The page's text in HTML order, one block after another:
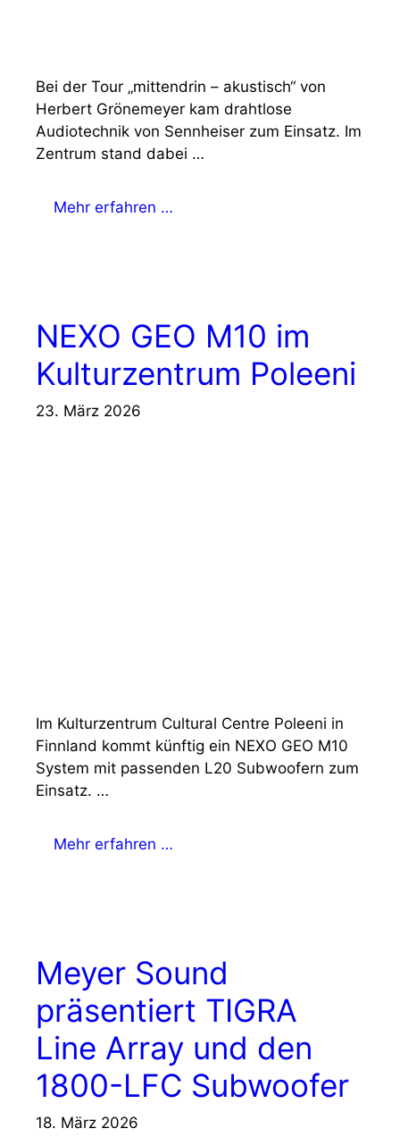
Bei der Tour „mittendrin – akustisch“ von
Herbert Grönemeyer kam drahtlose
Audiotechnik von Sennheiser zum Einsatz. Im
Zentrum stand dabei …
Mehr erfahren …
NEXO GEO M10 im
Kulturzentrum Poleeni
23. März 2026
Im Kulturzentrum Cultural Centre Poleeni in
Finnland kommt künftig ein NEXO GEO M10
System mit passenden L20 Subwoofern zum
Einsatz. …
Mehr erfahren …
Meyer Sound
präsentiert TIGRA
Line Array und den
1800-LFC Subwoofer
18. März 2026